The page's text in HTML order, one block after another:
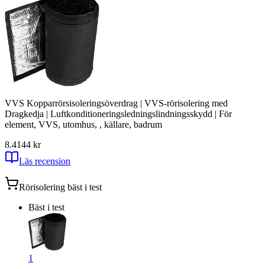
VVS Kopparrörsisoleringsöverdrag | VVS-rörisolering med
Dragkedja | Luftkonditioneringsledningslindningsskydd | För
element, VVS, utomhus, , källare, badrum
8.4144 kr
Läs recension
Rörisolering bäst i test
Bäst i test
1